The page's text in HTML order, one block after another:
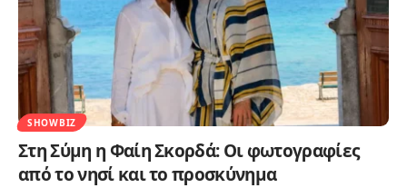
SHOWBIZ
Στη Σύμη η Φαίη Σκορδά: Οι φωτογραφίες
από το νησί και το προσκύνημα